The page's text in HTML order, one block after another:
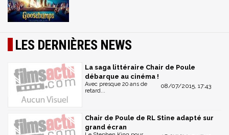
LES DERNIÈRES NEWS
La saga littéraire Chair de Poule
débarque au cinéma !
08/07/2015, 17:43
Avec presque 20 ans de
retard...
Chair de Poule de RL Stine adapté sur
grand écran